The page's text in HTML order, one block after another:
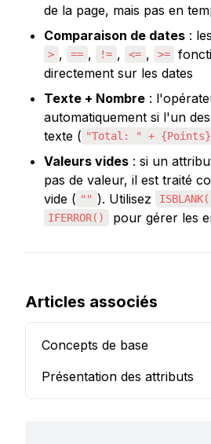
de la page, mais pas en
Comparaison de dates :
> , == , != , <= , >=
directement sur les dates
Texte + Nombre :
automatiquement si l'un
texte ( "Total: " + {Points}
Valeurs vides : si un
pas de valeur, il est traité
vide ( "" ). Utilisez
IFERROR() pour gérer les
Articles associés
Concepts de base
Présentation des attributs